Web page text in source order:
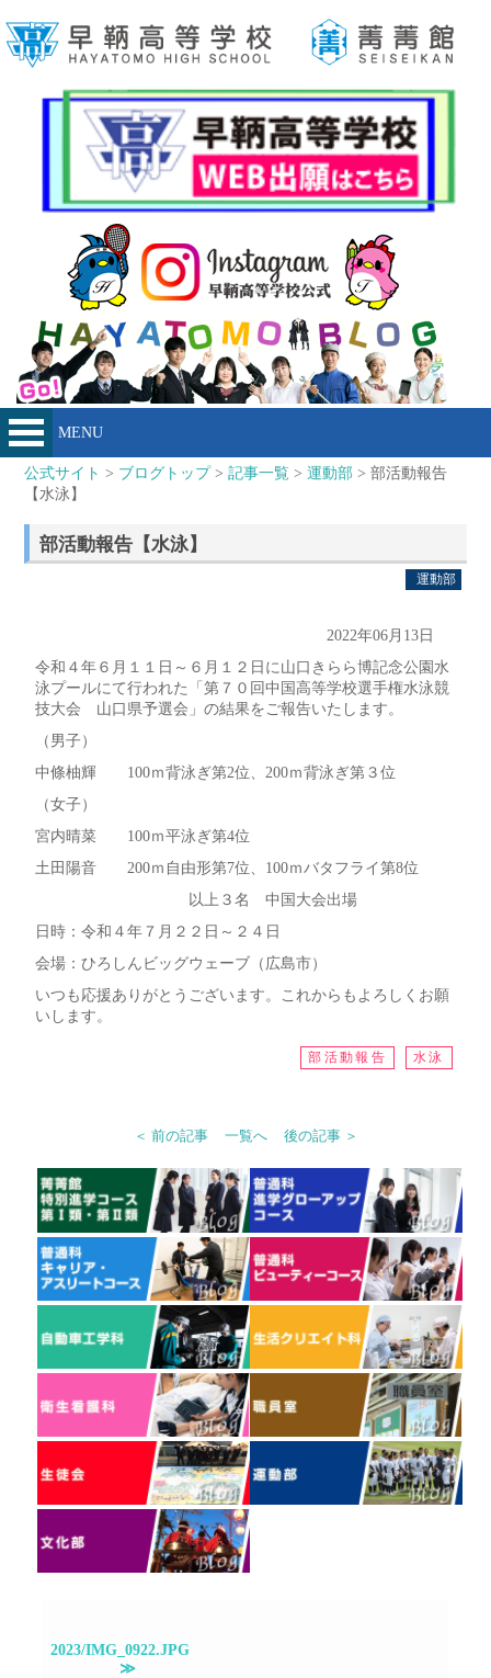
MENU
公式サイト > ブログトップ>記事一覧 >運動部 > 部活動報告
【水泳】
部活動報告【水泳】
運動部
2022年06月13日
令和４年６月１１日～６月１２日に山口きらら博記念公園水
泳プールにて行われた「第７０回中国高等学校選手権水泳競
技大会 山口県予選会」の結果をご報告いたします。
（男子）
中條柚輝 100ｍ背泳ぎ第2位、200ｍ背泳ぎ第３位
（女子）
宮内晴菜 100ｍ平泳ぎ第4位
土田陽音 200ｍ自由形第7位、100ｍバタフライ第8位
以上３名 中国大会出場
日時：令和４年７月２２日～２４日
会場：ひろしんビッグウェーブ（広島市）
いつも応援ありがとうございます。これからもよろしくお願
いします。
部活動報告 水泳
＜ 前の記事 一覧へ 後の記事 ＞
2023/IMG_0922.JPG
≫